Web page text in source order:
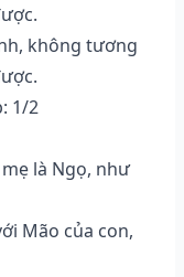
không tương
1/2
là Ngọ, như
Mão của con,